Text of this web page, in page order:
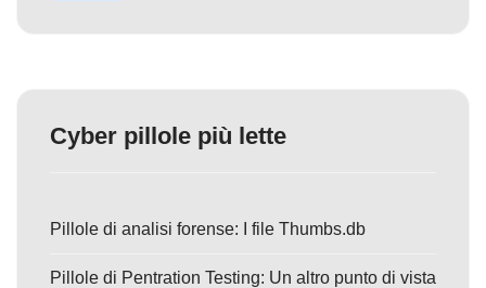
Cyber pillole più lette
Pillole di analisi forense: I file Thumbs.db
Pillole di Pentration Testing: Un altro punto di vista